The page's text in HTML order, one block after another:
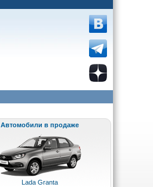
Автомобили в продаже
Lada Granta